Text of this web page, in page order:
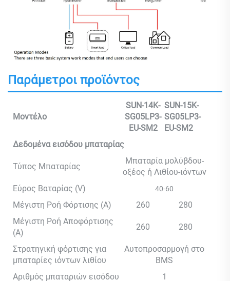
Παράμετροι προϊόντος
Μοντέλο
SUN-14K-
SG05LP3-
EU-SM2
SUN-15K-
SG05LP3-
EU-SM2
Δεδομένα εισόδου μπαταρίας
Τύπος Μπαταρίας
Μπαταρία μολύβδου-
οξέος ή Λιθίου-ιόντων
Εύρος Βαταρίας (V)
40-60
Μέγιστη Ροή Φόρτισης (A) 260
280
Μέγιστη Ροή Αποφόρτισης
(A)
260 280
Στρατηγική φόρτισης για
μπαταρίες ιόντων λιθίου
Αυτοπροσαρμογή στο
BMS
Αριθμός μπαταριών εισόδου
1